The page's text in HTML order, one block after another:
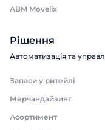
ABM Movelix
Рішення
Автоматизація та
Запаси у ритейлі
Мерчандайзинг
Асортимент